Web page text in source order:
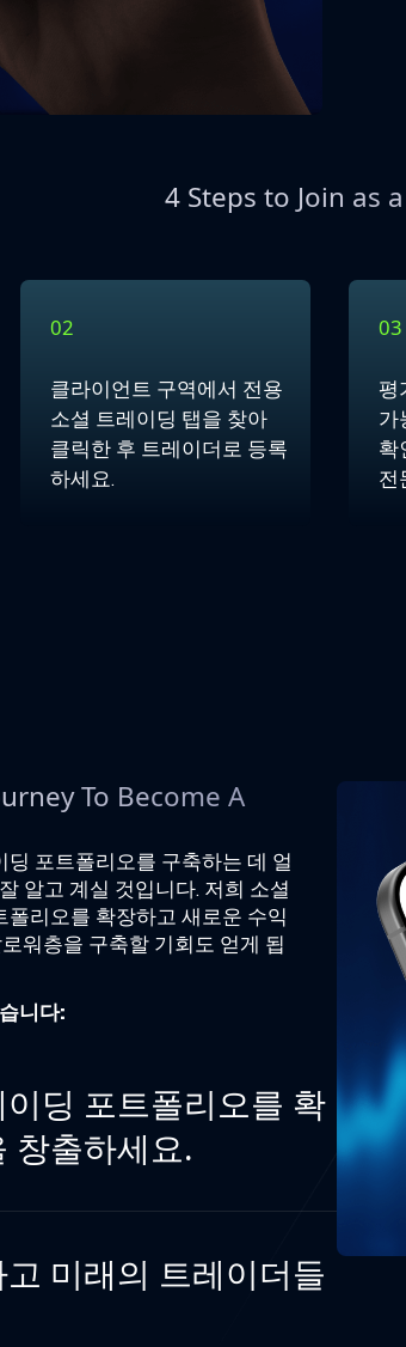
4 Steps to Join as
02
클라이언트 구역에서 전용
소셜 트레이딩 탭을 찾아
클릭한 후 트레이더로 등록
하세요.
03
평
가
확
전
To Become A
포트폴리오를 구축하는 데 얼
알고 계실 것입니다. 저희 소셜
폴리오를 확장하고 새로운 수익
워층을 구축할 기회도 얻게 됩
니다:
딩 포트폴리오를 확
창출하세요.
미래의 트레이더들